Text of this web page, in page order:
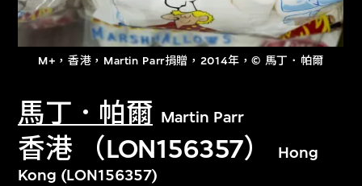
M+，香港，Martin Parr捐贈，2014年，© 馬丁．帕爾
馬丁．帕爾 Martin Parr
香港 （LON156357）
Hong
Kong (LON156357)
關於M+藏品
文化藏品。